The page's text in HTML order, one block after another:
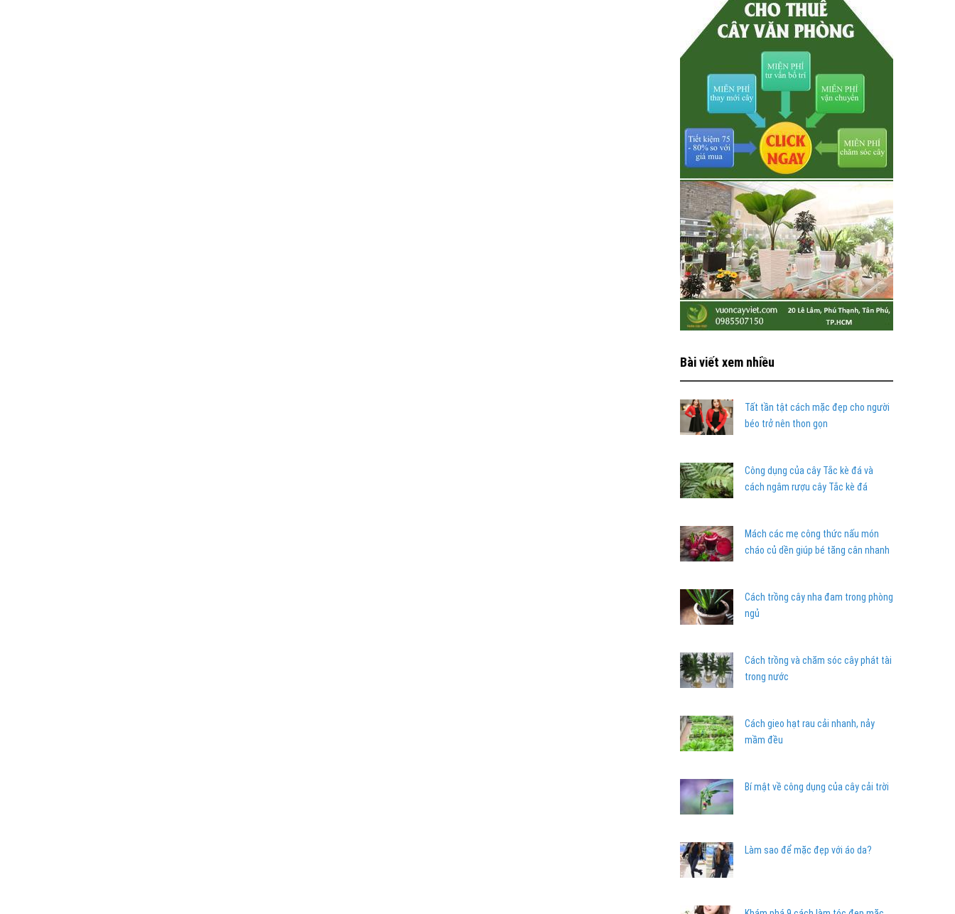
Bài viết xem nhiều
Tất tần tật cách mặc đẹp cho người
béo trở nên thon gọn
Công dụng của cây Tắc kè đá và
cách ngâm rượu cây Tắc kè đá
Mách các mẹ công thức nấu món
cháo củ dền giúp bé tăng cân nhanh
Cách trồng cây nha đam trong phòng
ngủ
Cách trồng và chăm sóc cây phát tài
trong nước
Cách gieo hạt rau cải nhanh, nảy
mầm đều
Bí mật về công dụng của cây cải trời
Làm sao để mặc đẹp với áo da?